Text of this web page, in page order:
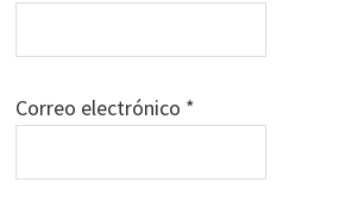
Correo electrónico *